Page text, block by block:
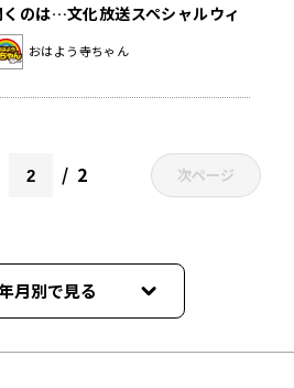
くのは…文化放送スペシャルウィ
」開催
おはよう寺ちゃん
2 次ページ
月別で見る